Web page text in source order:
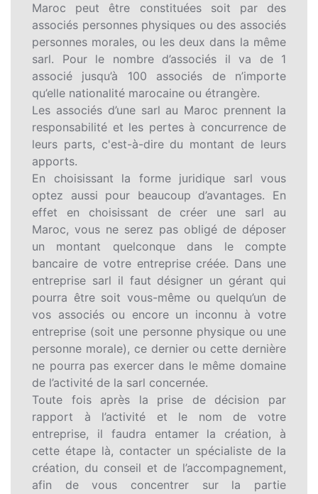
Maroc peut être constituées soit par des
associés personnes physiques ou des associés
personnes morales, ou les deux dans la même
sarl. Pour le nombre d’associés il va de 1
associé jusqu’à 100 associés de n’importe
qu’elle nationalité marocaine ou étrangère.
Les associés d’une sarl au Maroc prennent la
responsabilité et les pertes à concurrence de
leurs parts, c'est-à-dire du montant de leurs
apports.
En choisissant la forme juridique sarl vous
optez aussi pour beaucoup d’avantages. En
effet en choisissant de créer une sarl au
Maroc, vous ne serez pas obligé de déposer
un montant quelconque dans le compte
bancaire de votre entreprise créée. Dans une
entreprise sarl il faut désigner un gérant qui
pourra être soit vous-même ou quelqu’un de
vos associés ou encore un inconnu à votre
entreprise (soit une personne physique ou une
personne morale), ce dernier ou cette dernière
ne pourra pas exercer dans le même domaine
de l’activité de la sarl concernée.
Toute fois après la prise de décision par
rapport à l’activité et le nom de votre
entreprise, il faudra entamer la création, à
cette étape là, contacter un spécialiste de la
création, du conseil et de l’accompagnement,
afin de vous concentrer sur la partie